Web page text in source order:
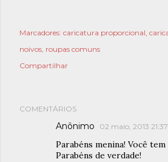
Marcadores: caricatura proporcional
noivos roupas comuns
Compartilhar
COMENTÁRIOS
Anônimo 02 maio, 2013 21:37
Parabéns menina! Você
Parabéns de verdade!